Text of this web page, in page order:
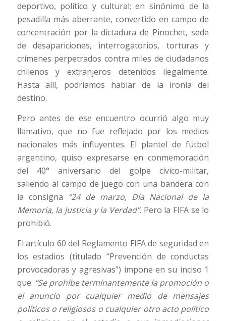
deportivo, político y cultural; en sinónimo de la
pesadilla más aberrante, convertido en campo de
concentración por la dictadura de Pinochet, sede
de desapariciones, interrogatorios, torturas y
crímenes perpetrados contra miles de ciudadanos
chilenos y extranjeros detenidos ilegalmente.
Hasta allí, podríamos hablar de la ironía del
destino.
Pero antes de ese encuentro ocurrió algo muy
llamativo, que no fue reflejado por los medios
nacionales más influyentes. El plantel de fútbol
argentino, quiso expresarse en conmemoración
del 40° aniversario del golpe cívico-militar,
saliendo al campo de juego con una bandera con
la consigna “24 de marzo, Día Nacional de la
Memoria, la Justicia y la Verdad”. Pero la FIFA se lo
prohibió.
El artículo 60 del Reglamento FIFA de seguridad en
los estadios (titulado “Prevención de conductas
provocadoras y agresivas”) impone en su inciso 1
que: “Se prohíbe terminantemente la promoción o
el anuncio por cualquier medio de mensajes
políticos o religiosos o cualquier otro acto político